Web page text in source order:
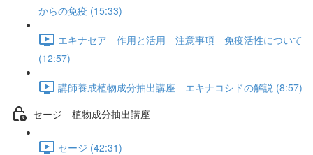
からの免疫 (15:33)
エキナセア 作用と活用 注意事項 免疫活性について
(12:57)
講師養成植物成分抽出講座 エキナコシドの解説 (8:57)
セージ 植物成分抽出講座
セージ (42:31)